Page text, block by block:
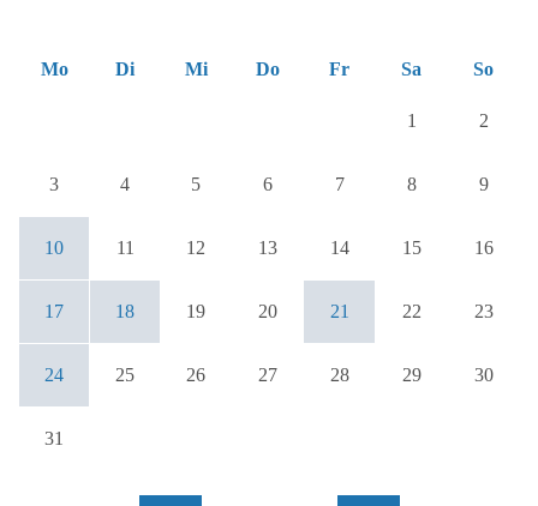
Mo Di Mi Do Fr Sa So
1 2
3 4 5 6 7 8 9
10 11 12 13 14 15 16
17 18 19 20 21 22 23
24 25 26 27 28 29 30
31